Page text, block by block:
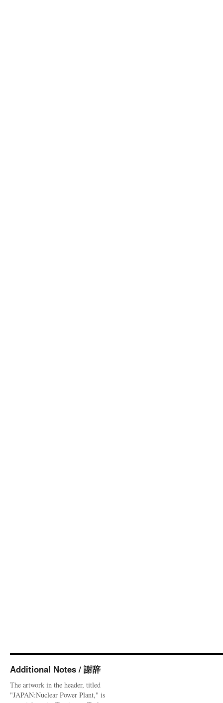
Additional Notes / 謝辞
The artwork in the header, titled
"JAPAN:Nuclear Power Plant," is